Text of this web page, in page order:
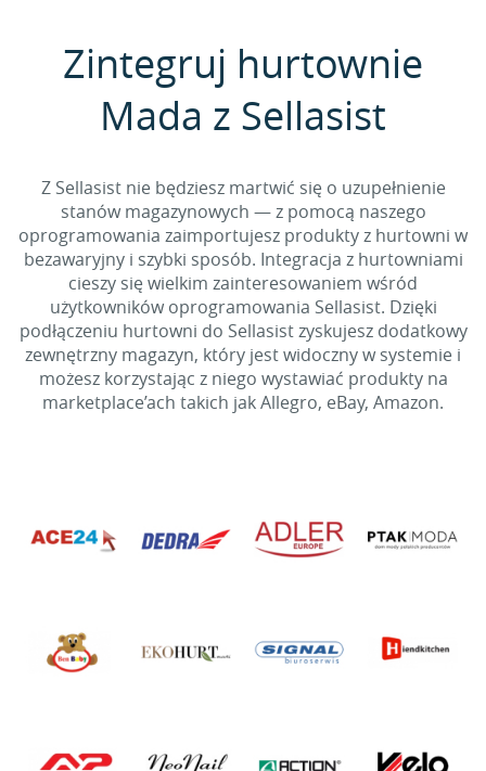
Zintegruj hurtownie
Mada z Sellasist
Z Sellasist nie będziesz martwić się o uzupełnienie
stanów magazynowych — z pomocą naszego
oprogramowania zaimportujesz produkty z hurtowni w
bezawaryjny i szybki sposób. Integracja z hurtowniami
cieszy się wielkim zainteresowaniem wśród
użytkowników oprogramowania Sellasist. Dzięki
podłączeniu hurtowni do Sellasist zyskujesz dodatkowy
zewnętrzny magazyn, który jest widoczny w systemie i
możesz korzystając z niego wystawiać produkty na
marketplace’ach takich jak Allegro, eBay, Amazon.